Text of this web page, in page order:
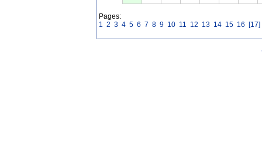
Pages:
1 2 3 4 5 6 7 8 9 10 11 12 13 14 15 16 [17]